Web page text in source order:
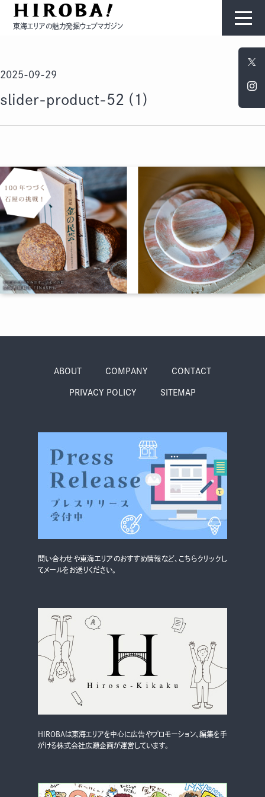
東海エリアの魅力発掘ウェブマガジン
コンテンツ
モノ ひと
季節・まち まち・スポット
さんぽ
本・まち 自転車・まち
イベント
お問い合わせ
検索する
CLOSE
2025-09-29
slider-product-52 (1)
ABOUT COMPANY CONTACT
PRIVACY POLICY SITEMAP
問い合わせや東海エリアのおすすめ情報など、こちらクリックし
てメールをお送りください。
HIROBAは東海エリアを中心に広告やプロモーション、編集を手
がける株式会社広瀬企画が運営しています。